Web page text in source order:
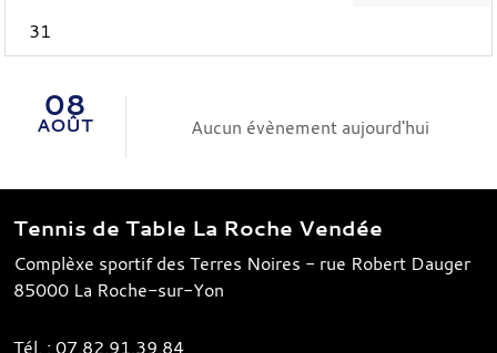
31
08
AOÛT Aucun évènement aujourd'hui
Tennis de Table La Roche Vendée
Complèxe sportif des Terres Noires - rue Robert Dauger
85000 La Roche-sur-Yon
Tél. : 07.82.91.39.84